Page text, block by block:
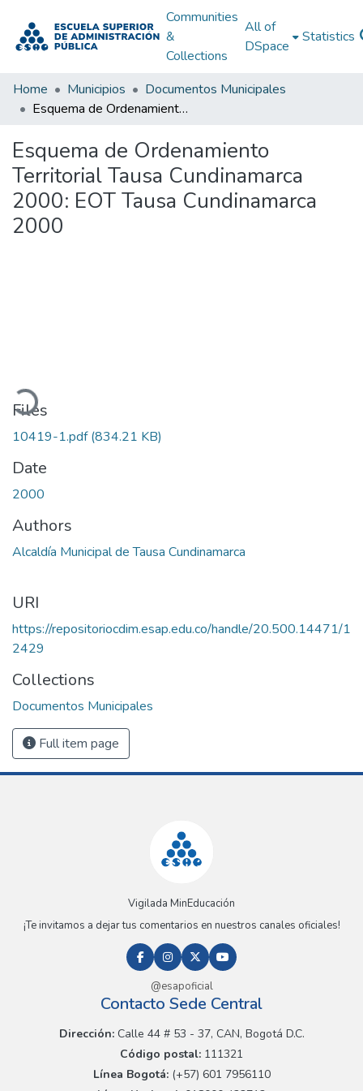
Communities
&
Collections
All of
DSpace
Statistics
Home Municipios
Documentos Municipales
Esquema de Ordenamiento Territorial Tausa Cundinamarca 2000: EOT Tausa Cundinamarca 2000
Esquema de Ordenamiento
Territorial Tausa Cundinamarca
2000: EOT Tausa Cundinamarca
2000
Files
10419-1.pdf(834.21 KB)
Date
2000
Authors
Alcaldía Municipal de Tausa Cundinamarca
URI
https://repositoriocdim.esap.edu.co/handle/20.500.14471/1
2429
Collections
Documentos Municipales
Full item page
Vigilada MinEducación
¡Te invitamos a dejar tus comentarios en nuestros canales oficiales!
@esapoficial
Contacto Sede Central
Dirección:Calle 44 # 53 - 37, CAN, Bogotá D.C.
Código postal: 111321
Línea Bogotá:(+57) 601 7956110